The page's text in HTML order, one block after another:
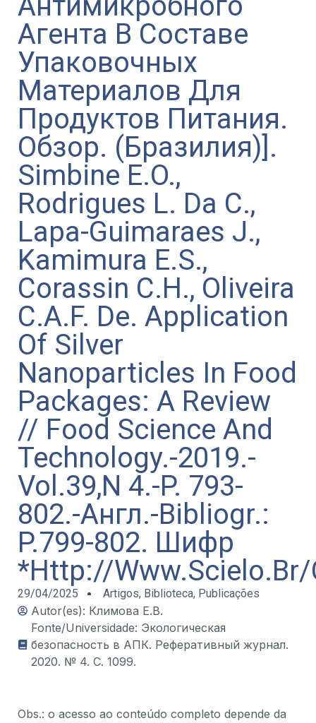
Агента В Составе
Упаковочных
Материалов Для
Продуктов Питания.
Обзор. (Бразилия)].
Simbine E.O.,
Rodrigues L. Da C.,
Lapa-Guimaraes J.,
Kamimura E.S.,
Corassin C.H., Oliveira
C.A.F. De. Application
Of Silver
Nanoparticles In Food
Packages: A Review
// Food Science And
Technology.-2019.-
Vol.39,N 4.-P. 793-
802.-Англ.-Bibliogr.:
P.799-802. Шифр
*Http://
29/04/2025 Artigos, Biblioteca, Publicações
Autor(es): Климова Е.В.
Fonte/Universidade: Экологическая
безопасность в АПК. Реферативный журнал.
2020. № 4. С. 1099.
Obs.: o acesso ao conteúdo completo depende da